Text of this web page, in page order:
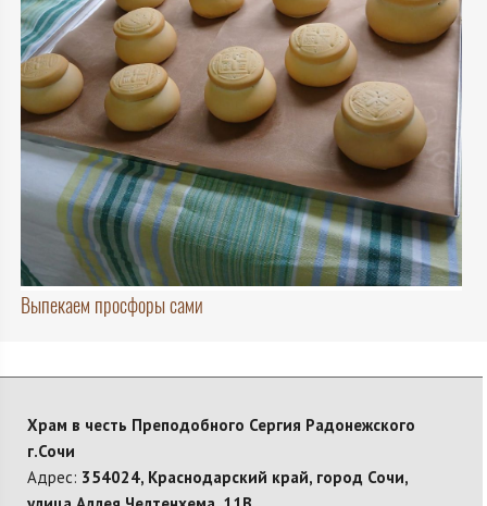
Выпекаем просфоры сами
Храм в честь Преподобного Сергия Радонежского
г.Сочи
Адрес: 354024, Краснодарский край, город Сочи,